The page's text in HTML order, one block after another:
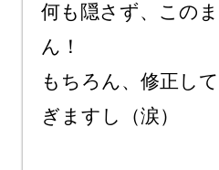
何も隠さず、この
ん！
もちろん、修正し
ぎますし（涙）